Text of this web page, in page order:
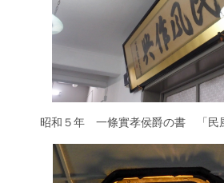
昭和５年 一條實孝侯爵の書 「民